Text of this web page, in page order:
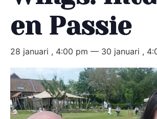
en Passie
28 januari , 4:00 pm — 30 januari ,